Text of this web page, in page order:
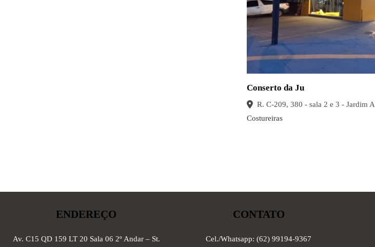
Conserto da Ju
Costureiras
ENDEREÇO
Av. C15 QD 159 LT 20 Sala 06 2º Andar – St.
CONTATO
Cel./Whatsapp: (62) 99194-9367